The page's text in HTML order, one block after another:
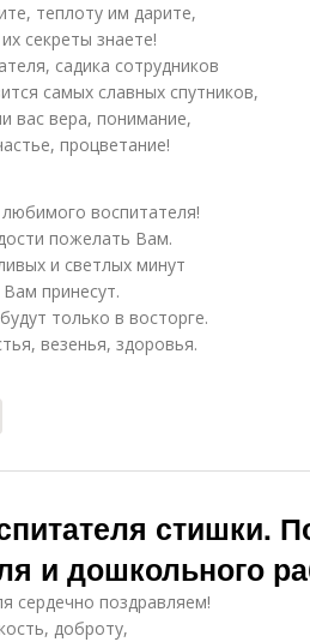
теплоту им дарите,
секреты знаете!
садика сотрудников
самых славных спутников,
вас вера, понимание,
процветание!
воспитателя!
пожелать Вам.
и светлых минут
принесут.
только в восторге.
везенья, здоровья.
стишки.
и дошкольного
сердечно поздравляем!
доброту,